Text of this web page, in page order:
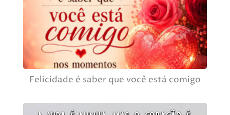
Felicidade é saber que você está comigo